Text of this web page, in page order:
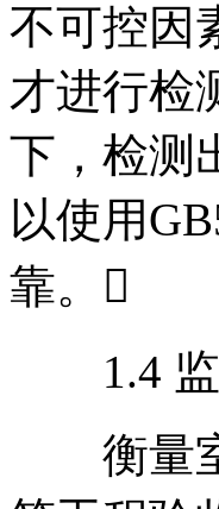
不可控因
才进行检
下，检测
以使用
靠。
1.4 监
衡量室